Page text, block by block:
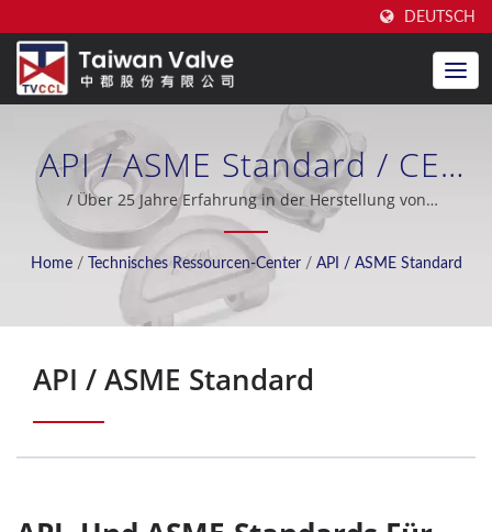
DEUTSCH
API / ASME Standard / CE-
Zertifizierter Hersteller Von
Doppelscheiben-
Rückschlagventilen Seit Über
20 Jahren | Taiwan Valve
Centre Co., Ltd.
/ Über 25 Jahre Erfahrung in der Herstellung von
Doppelscheiben-Rückschlagventilen, hervorragender After-
Sales-Support, OEM / ODM, Ölindustrie, Schiffbau,
Meerwasserentsalzung, Kühlsystem, Nuklearindustrie.
Home / Technisches Ressourcen-Center / API / ASME Standard
API / ASME Standard